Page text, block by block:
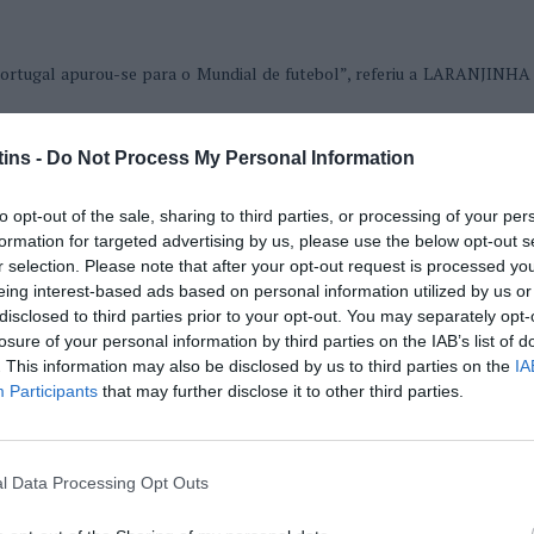
- Do Not Process My Personal Information
opt-out of the sale, sharing to third parties, or processing of your
for targeted advertising by us, please use the below opt-out
selection. Please note that after your opt-out request is processed
interest-based ads based on personal information utilized by us
to third parties prior to your opt-out. You may separately
of your personal information by third parties on the IAB’s list of
This information may also be disclosed by us to third parties on the
Participants that may further disclose it to other third parties.
Data Processing Opt Outs
apurou-se para o Mundial de futebol”, referiu a LARANJINHA
o AMAGADINHO.
que podíamos ter arrumado as contas mais cedo?”.
torna tudo mais épico”, riu-se o PANCHITO.
os jogos deste mês? E como os húngaros nos vieram cá chatear,
até ao hóquei em patins, vamos começar pelaSegundona, que
na frente, vitória curta no Pico, mas suficiente para manter quatro
derrotou, no Seixal, o Alenquer, que chegou à terceira derrota
na zona norte a Juventude de Viana continua de vento em popa,
a de Espinho, referindo, como fiz a sul, só as equipas que